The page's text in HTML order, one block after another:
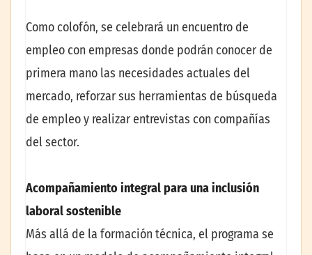
Como colofón, se celebrará un encuentro de
empleo con empresas donde podrán conocer de
primera mano las necesidades actuales del
mercado, reforzar sus herramientas de búsqueda
de empleo y realizar entrevistas con compañías
del sector.
Acompañamiento integral para una inclusión
laboral sostenible
Más allá de la formación técnica, el programa se